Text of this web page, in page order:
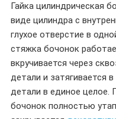
Гайка цилиндрическая
виде цилиндра с
глухое отверстие в
стяжка бочонок
вкручивается через
детали и затягивается
детали в единое целое.
бочонок полностью